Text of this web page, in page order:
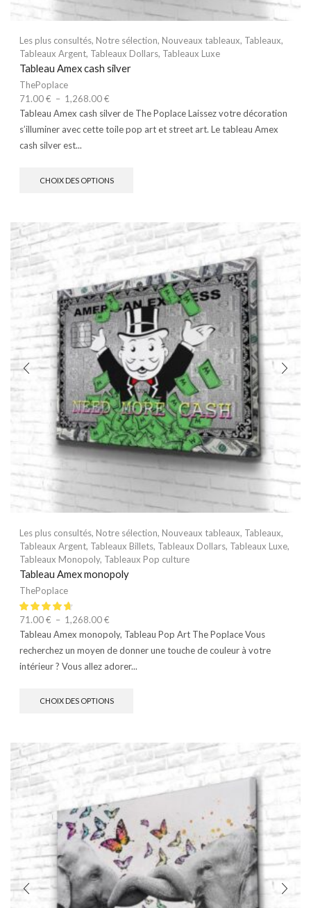
Les plus consultés, Notre sélection, Nouveaux tableaux, Tableaux,
Tableaux Argent, Tableaux Dollars, Tableaux Luxe
Tableau Amex cash silver
ThePoplace
71.00€ – 1,268.00€
Tableau Amex cash silver de The Poplace Laissez votre décoration
s’illuminer avec cette toile pop art et street art. Le tableau Amex
cash silver est...
CHOIX DES OPTIONS
Les plus consultés, Notre sélection, Nouveaux tableaux, Tableaux,
Tableaux Argent, Tableaux Billets, Tableaux Dollars, Tableaux Luxe,
Tableaux Monopoly, Tableaux Pop culture
Tableau Amex monopoly
ThePoplace
71.00€ – 1,268.00€
Tableau Amex monopoly, Tableau Pop Art The Poplace Vous
recherchez un moyen de donner une touche de couleur à votre
intérieur ? Vous allez adorer...
CHOIX DES OPTIONS